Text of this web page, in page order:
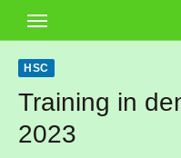
HSC
Training in
2023